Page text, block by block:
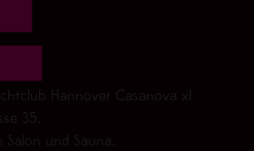
Hannover Casanova xl
35.
Salon und Sauna.